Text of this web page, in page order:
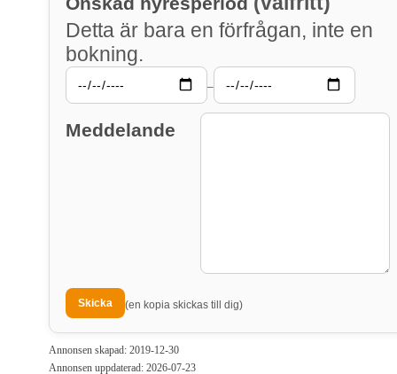
Detta är bara en förfrågan, inte en
bokning.
–
Meddelande
(en kopia skickas till dig)
Annonsen skapad: 2019-12-30
Annonsen uppdaterad: 2026-07-23